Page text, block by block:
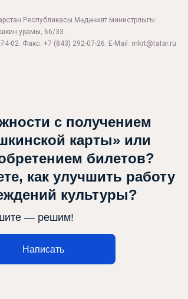
Республикасы Мәдәният министрлыгы.
урамы, 66/33
02. Факс: +7 (843) 292-07-26. E-Mail: mkrt@tatar.ru
с получением
карты» или
билетов?
как улучшить работу
культуры?
— решим!
Написать